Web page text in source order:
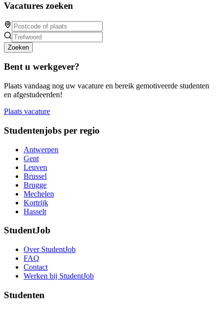
Vacatures zoeken
Zoeken
Bent u werkgever?
Plaats vandaag nog uw vacature en bereik gemotiveerde studenten
en afgestudeerden!
Plaats vacature
Studentenjobs per regio
Antwerpen
Gent
Leuven
Brussel
Brugge
Mechelen
Kortrijk
Hasselt
StudentJob
Over StudentJob
FAQ
Contact
Werken bij StudentJob
Studenten